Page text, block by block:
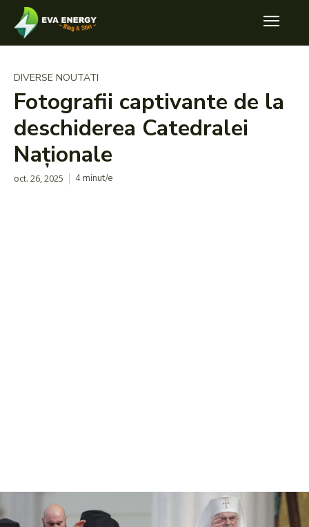
DIVERSE NOUTATI
Fotografii captivante de la
deschiderea Catedralei
Naționale
oct. 26, 2025 4minut/e